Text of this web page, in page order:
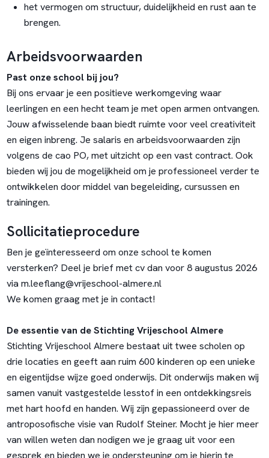
het vermogen om structuur, duidelijkheid en rust aan te
brengen.
Arbeidsvoorwaarden
Past onze school bij jou?
Bij ons ervaar je een positieve werkomgeving waar
leerlingen en een hecht team je met open armen ontvangen.
Jouw afwisselende baan biedt ruimte voor veel creativiteit
en eigen inbreng. Je salaris en arbeidsvoorwaarden zijn
volgens de cao PO, met uitzicht op een vast contract. Ook
bieden wij jou de mogelijkheid om je professioneel verder te
ontwikkelen door middel van begeleiding, cursussen en
trainingen.
Sollicitatieprocedure
Ben je geïnteresseerd om onze school te komen
versterken? Deel je brief met cv dan voor 8 augustus 2026
via m.leeflang@vrijeschool-almere.nl
We komen graag met je in contact!
De essentie van de Stichting Vrijeschool Almere
Stichting Vrijeschool Almere bestaat uit twee scholen op
drie locaties en geeft aan ruim 600 kinderen op een unieke
en eigentijdse wijze goed onderwijs. Dit onderwijs maken wij
samen vanuit vastgestelde lesstof in een ontdekkingsreis
met hart hoofd en handen. Wij zijn gepassioneerd over de
antroposofische visie van Rudolf Steiner. Mocht je hier meer
van willen weten dan nodigen we je graag uit voor een
gesprek en bieden we je ondersteuning om je hierin te